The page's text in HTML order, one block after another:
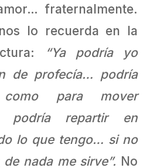
fraternalmente.
lo recuerda en la
“Ya podría yo
de profecía… podría
para mover
podría repartir en
lo que tengo… si no
nada me sirve”. No